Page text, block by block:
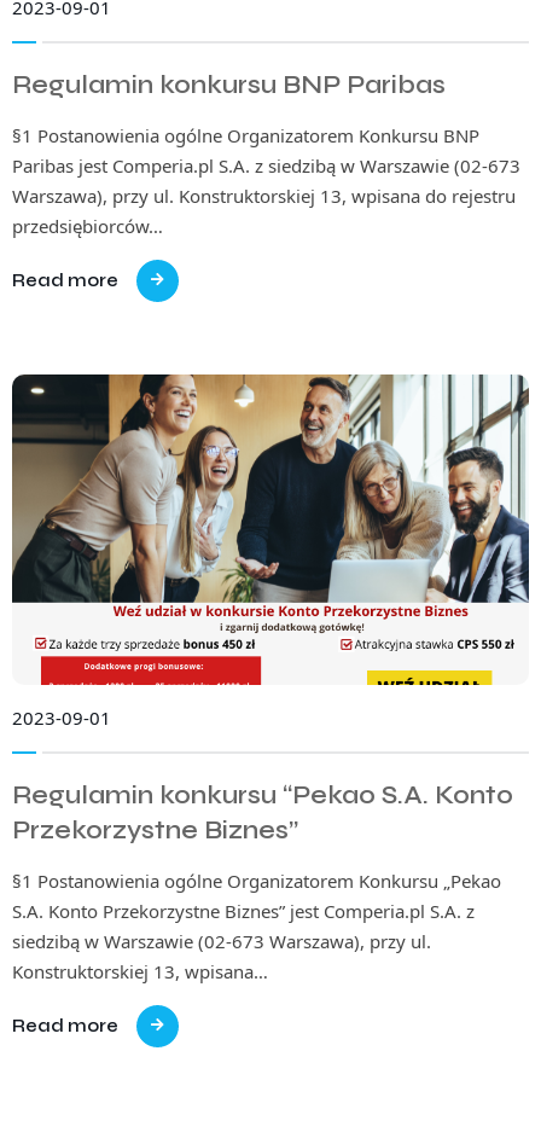
2023-09-01
Regulamin konkursu BNP Paribas
§1 Postanowienia ogólne Organizatorem Konkursu BNP
Paribas jest Comperia.pl S.A. z siedzibą w Warszawie (02-673
Warszawa), przy ul. Konstruktorskiej 13, wpisana do rejestru
przedsiębiorców…
Read more
2023-09-01
Regulamin konkursu “Pekao S.A. Konto
Przekorzystne Biznes”
§1 Postanowienia ogólne Organizatorem Konkursu „Pekao
S.A. Konto Przekorzystne Biznes” jest Comperia.pl S.A. z
siedzibą w Warszawie (02-673 Warszawa), przy ul.
Konstruktorskiej 13, wpisana…
Read more